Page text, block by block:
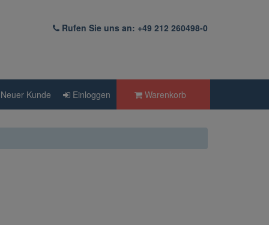
Rufen Sie uns an: +49 212 260498-0
Neuer Kunde Einloggen Warenkorb